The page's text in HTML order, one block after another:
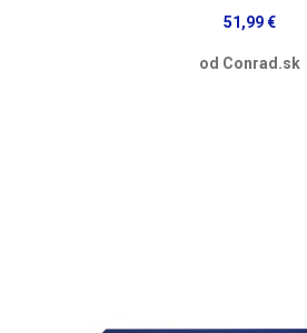
51,99 €
od Conrad.sk